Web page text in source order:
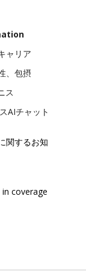
ャリア
、包摂
ス
AIチャット
関するお知
coverage